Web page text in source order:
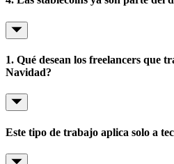
1. Qué desean los freelancers que
Navidad?
Este tipo de trabajo aplica solo a